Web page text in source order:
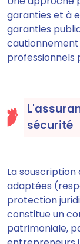
garanties et à
garanties
professionnels
sécurité
La
adaptées
protection
constitue un
patrimoniale,